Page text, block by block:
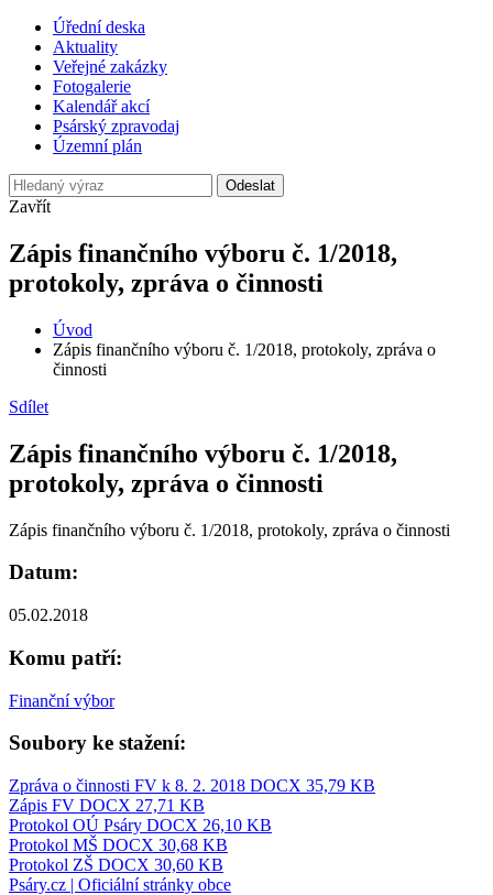
Úřední deska
Aktuality
Veřejné zakázky
Fotogalerie
Kalendář akcí
Psárský zpravodaj
Územní plán
Odeslat
Zavřít
Zápis finančního výboru č. 1/2018,
protokoly, zpráva o činnosti
Úvod
Zápis finančního výboru č. 1/2018, protokoly, zpráva o
činnosti
Sdílet
Zápis finančního výboru č. 1/2018,
protokoly, zpráva o činnosti
Zápis finančního výboru č. 1/2018, protokoly, zpráva o činnosti
Datum:
05.02.2018
Komu patří:
Finanční výbor
Soubory ke stažení:
Zpráva o činnosti FV k 8. 2. 2018 DOCX 35,79 KB
Zápis FV DOCX 27,71 KB
Protokol OÚ Psáry DOCX 26,10 KB
Protokol MŠ DOCX 30,68 KB
Protokol ZŠ DOCX 30,60 KB
Psáry.cz | Oficiální stránky obce